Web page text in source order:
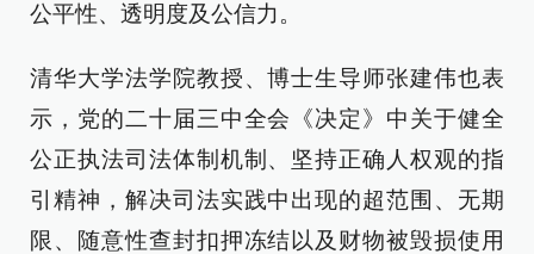
公平性、透明度及公信力。
清华大学法学院教授、博士生导师张建伟也表
示，党的二十届三中全会《决定》中关于健全
公正执法司法体制机制、坚持正确人权观的指
引精神，解决司法实践中出现的超范围、无期
限、随意性查封扣押冻结以及财物被毁损使用